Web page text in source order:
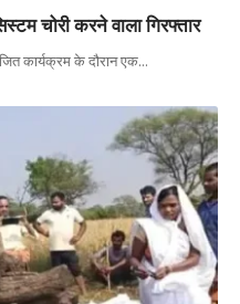
चोरी करने वाला गिरफ्तार
कार्यक्रम के दौरान एक…